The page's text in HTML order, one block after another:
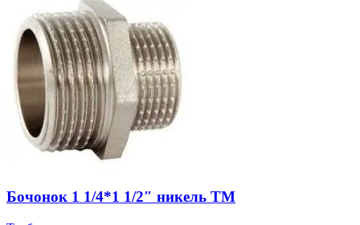
Бочонок 1 1/4*1 1/2″ никель ТМ